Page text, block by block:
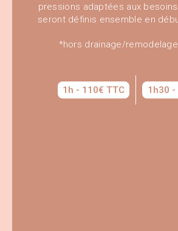
pressions adaptées aux
seront définis ensemble en
*hors drainage/
1h - 110€ TTC 1h30 -